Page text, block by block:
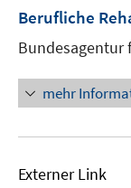
Berufliche
Bundesagentur
mehr
Externer Link